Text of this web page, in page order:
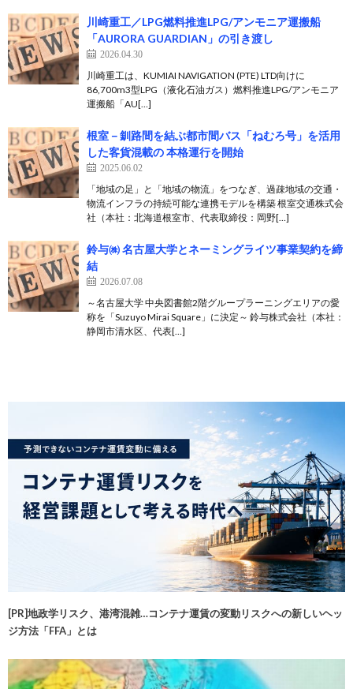
川崎重工／LPG燃料推進LPG/アンモニア運搬船
「AURORA GUARDIAN」の引き渡し
2026.04.30
川崎重工は、KUMIAI NAVIGATION (PTE) LTD向けに
86,700m3型LPG（液化石油ガス）燃料推進LPG/アンモニア
運搬船「AU[…]
根室－釧路間を結ぶ都市間バス「ねむろ号」を活用
した客貨混載の 本格運行を開始
2025.06.02
「地域の足」と「地域の物流」をつなぎ、過疎地域の交通・
物流インフラの持続可能な連携モデルを構築 根室交通株式会
社（本社：北海道根室市、代表取締役：岡野[…]
鈴与㈱ 名古屋大学とネーミングライツ事業契約を締
結
2026.07.08
～名古屋大学 中央図書館2階グループラーニングエリアの愛
称を「Suzuyo Mirai Square」に決定～ 鈴与株式会社（本社：
静岡市清水区、代表[…]
[PR]地政学リスク、港湾混雑…コンテナ運賃の変動リスクへの新しいヘッ
ジ方法「FFA」とは